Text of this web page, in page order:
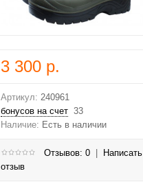
3 300 р.
Артикул: 240961
бонусов на счет 33
Наличие: Есть в наличии
Отзывов: 0
Написать
отзыв